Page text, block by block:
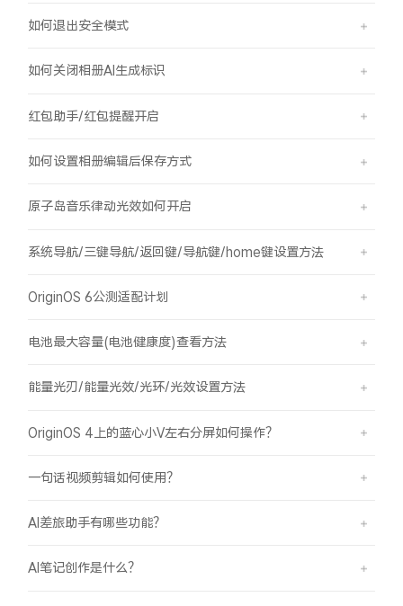
如何退出安全模式
如何关闭相册AI生成标识
红包助手/红包提醒开启
如何设置相册编辑后保存方式
原子岛音乐律动光效如何开启
系统导航/三键导航/返回键/导航键/home键设置方法
OriginOS 6公测适配计划
电池最大容量(电池健康度)查看方法
能量光刃/能量光效/光环/光效设置方法
OriginOS 4上的蓝心小V左右分屏如何操作？
一句话视频剪辑如何使用？
AI差旅助手有哪些功能？
AI笔记创作是什么？